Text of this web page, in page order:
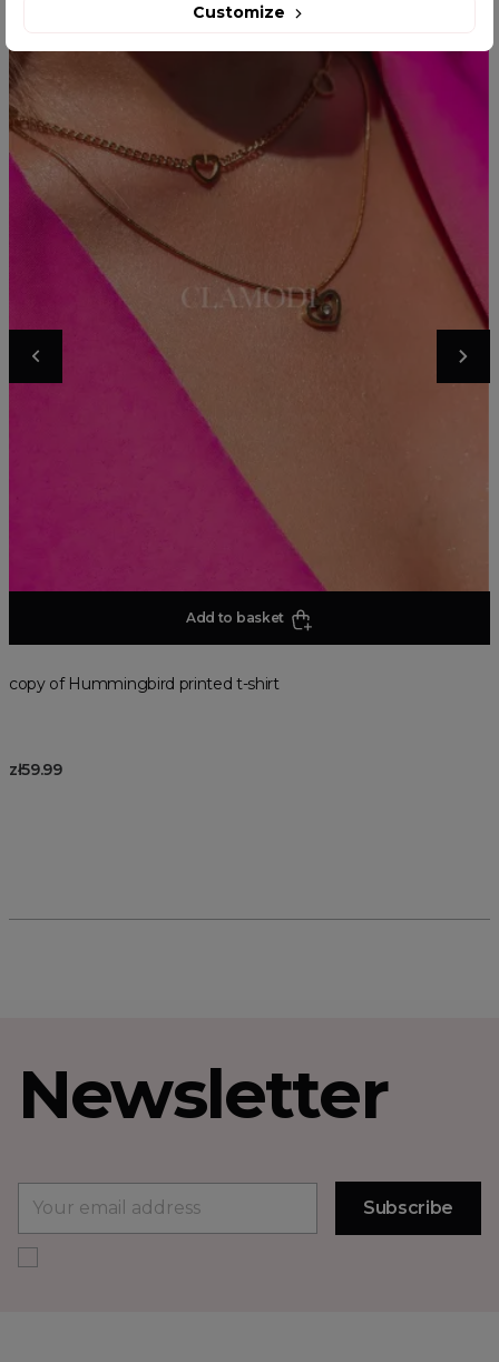
Add to basket
copy of Hummingbird printed t-shirt
zł59.99
Newsletter
Customize